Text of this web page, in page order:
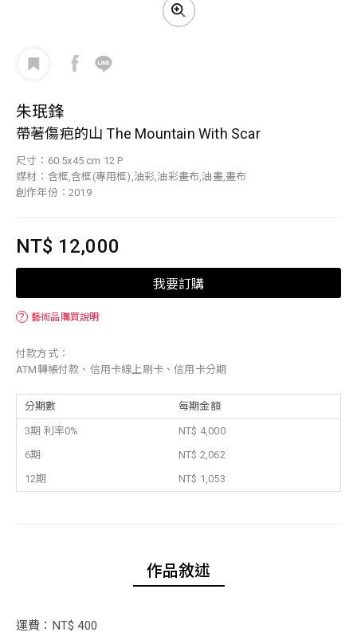
朱珉鋒
帶著傷疤的山 The Mountain With Scar
尺寸：60.5x45 cm 12 P
媒材：含框,含框(專用框),油彩,油彩畫布,油畫,畫布
創作年份：2019
NT$ 12,000
我要訂購
？ 藝術品購買說明
付款方式：
ATM轉帳付款、信用卡線上刷卡、信用卡分期
分期數 每期金額
3期 利率0%
NT$ 4,000
6期
NT$ 2,062
12期
NT$ 1,053
作品敘述
運費：NT$ 400